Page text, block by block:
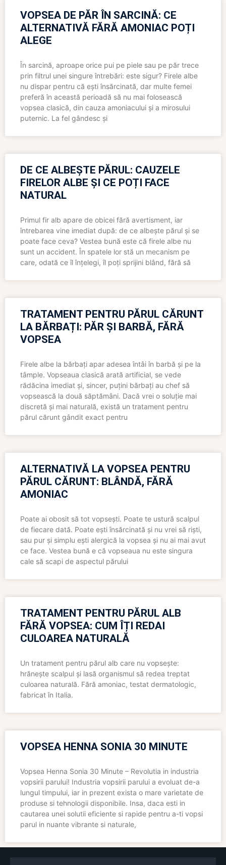
VOPSEA DE PĂR ÎN SARCINĂ: CE
ALTERNATIVĂ FĂRĂ AMONIAC POȚI
ALEGE
În sarcină, aproape orice pui pe piele sau pe păr trece
prin filtrul unei singure întrebări: este sigur? Firele albe
nu dispar pentru că ești însărcinată, dar multe femei
preferă în această perioadă să nu mai folosească
vopsea clasică, din cauza amoniacului și a mirosului
puternic. La fel gândesc și
DE CE ALBEȘTE PĂRUL: CAUZELE
FIRELOR ALBE ȘI CE POȚI FACE
NATURAL
Primul fir alb apare de obicei fără avertisment, iar
întrebarea vine imediat după: de ce albește părul și se
poate face ceva? Vestea bună este că firele albe nu
sunt un accident. În spatele lor stă un mecanism pe
care, odată ce îl înțelegi, îl poți sprijini blând, fără să
TRATAMENT PENTRU PĂRUL CĂRUNT
LA BĂRBAȚI: PĂR ȘI BARBĂ, FĂRĂ
VOPSEA
Firele albe la bărbați apar adesea întâi în barbă și pe la
tâmple. Vopseaua clasică arată artificial, se vede
rădăcina imediat și, sincer, puțini bărbați au chef să
vopsească la două săptămâni. Dacă vrei o soluție mai
discretă și mai naturală, există un tratament pentru
părul cărunt gândit exact pentru
ALTERNATIVĂ LA VOPSEA PENTRU
PĂRUL CĂRUNT: BLÂNDĂ, FĂRĂ
AMONIAC
Poate ai obosit să tot vopsești. Poate te ustură scalpul
de fiecare dată. Poate ești însărcinată și nu vrei să riști,
sau pur și simplu ești alergică la vopsea și nu ai mai avut
ce face. Vestea bună e că vopseaua nu este singura
cale să scapi de aspectul părului
TRATAMENT PENTRU PĂRUL ALB
FĂRĂ VOPSEA: CUM ÎȚI REDAI
CULOAREA NATURALĂ
Un tratament pentru părul alb care nu vopsește:
hrănește scalpul și lasă organismul să redea treptat
culoarea naturală. Fără amoniac, testat dermatologic,
fabricat în Italia.
VOPSEA HENNA SONIA 30 MINUTE
Vopsea Henna Sonia 30 Minute – Revolutia in industria
vopsirii parului! Industria vopsirii parului a evoluat de-a
lungul timpului, iar in prezent exista o mare varietate de
produse si tehnologii disponibile. Insa, daca esti in
cautarea unei solutii eficiente si rapide pentru a-ti vopsi
parul in nuante vibrante si naturale,